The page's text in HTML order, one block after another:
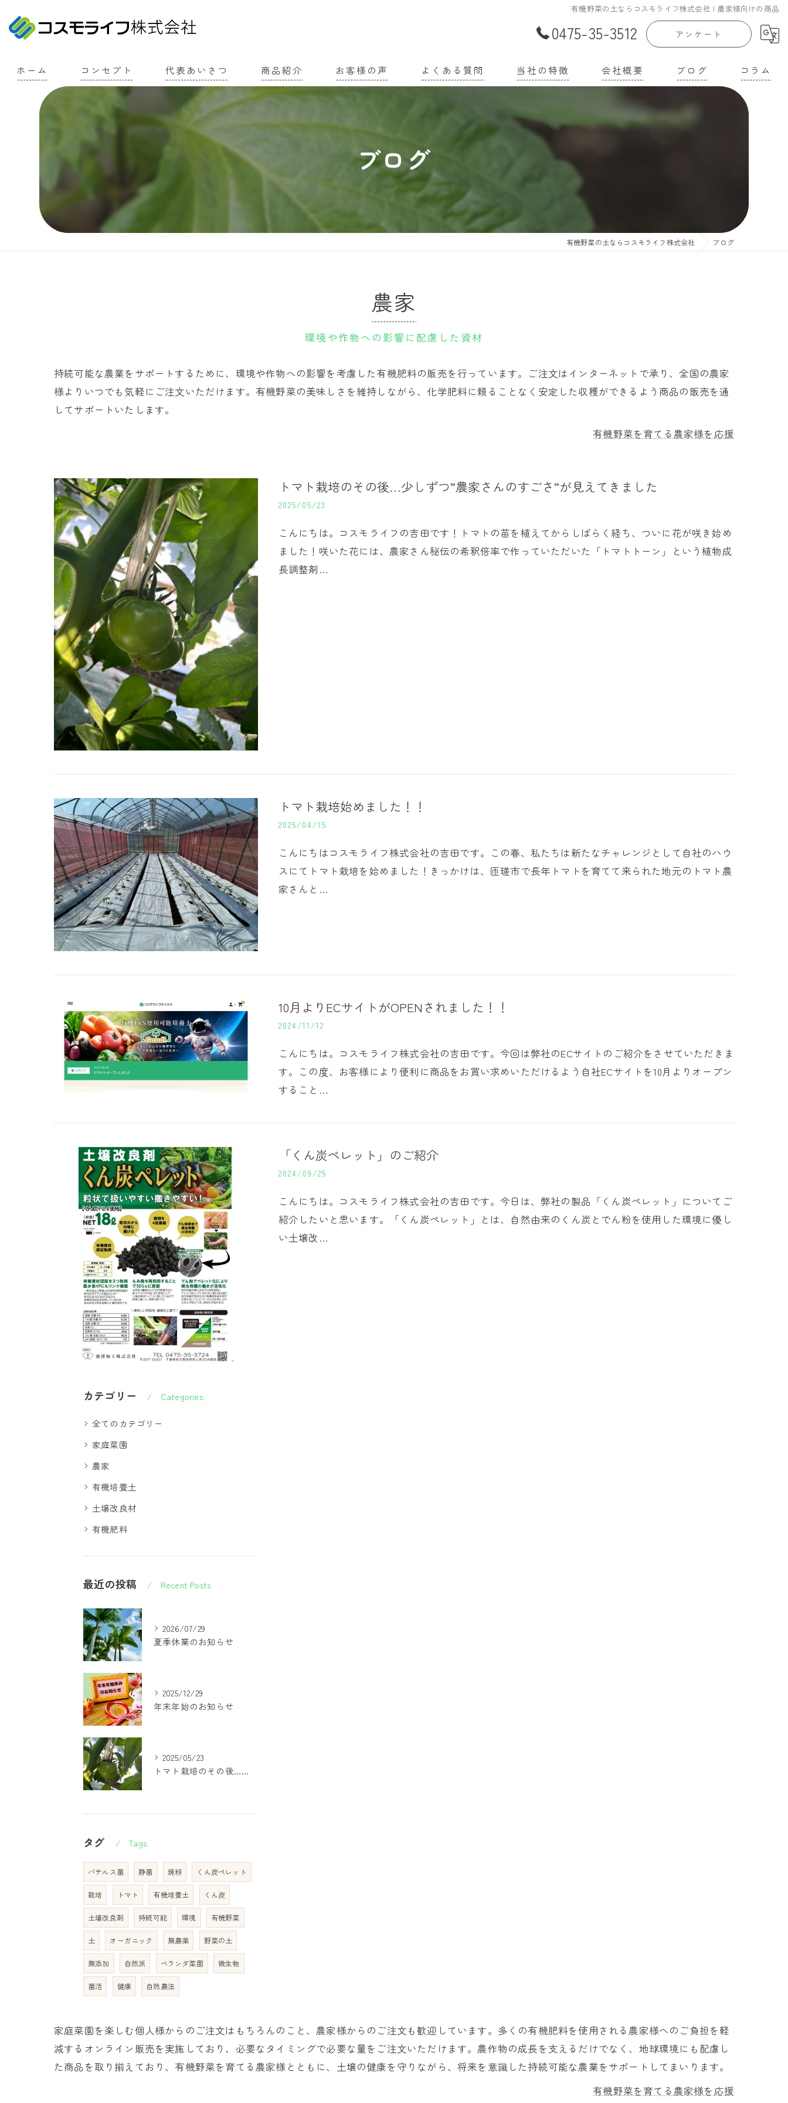
有機野菜の土ならコスモライフ株式会社 | 農家様向けの商品
0475-35-3512 アンケート
ホーム コンセプト 代表あいさつ 商品紹介 お客様の声 よくある質問 当社の特徴
有機肥料
会社概要
漫画特集
ブログ コラム
ブログ
有機野菜の土ならコスモライフ株式会社 ブログ
農家
環境や作物への影響に配慮した資材
持続可能な農業をサポートするために、環境や作物への影響を考慮した有機肥料の販売を行っています。ご注文はインターネットで承り、全国の農家
様よりいつでも気軽にご注文いただけます。有機野菜の美味しさを維持しながら、化学肥料に頼ることなく安定した収穫ができるよう商品の販売を通
してサポートいたします。
有機野菜を育てる農家様を応援
トマト栽培のその後…少しずつ”農家さんのすごさ”が見えてきました
2025/05/23
こんにちは。コスモライフの吉田です！トマトの苗を植えてからしばらく経ち、ついに花が咲き始め
ました！咲いた花には、農家さん秘伝の希釈倍率で作っていただいた「トマトトーン」という植物成
長調整剤…
トマト栽培始めました！！
2025/04/15
こんにちはコスモライフ株式会社の吉田です。この春、私たちは新たなチャレンジとして自社のハウ
スにてトマト栽培を始めました！きっかけは、匝瑳市で長年トマトを育てて来られた地元のトマト農
家さんと…
10月よりECサイトがOPENされました！！
2024/11/12
こんにちは。コスモライフ株式会社の吉田です。今回は弊社のECサイトのご紹介をさせていただきま
す。この度、お客様により便利に商品をお買い求めいただけるよう自社ECサイトを10月よりオープン
すること…
「くん炭ペレット」のご紹介
2024/09/25
こんにちは。コスモライフ株式会社の吉田です。今日は、弊社の製品「くん炭ペレット」についてご
紹介したいと思います。「くん炭ペレット」とは、自然由来のくん炭とでん粉を使用した環境に優し
い土壌改…
カテゴリー Categories
全てのカテゴリー
家庭菜園
農家
有機培養土
土壌改良材
有機肥料
最近の投稿 Recent Posts
2026/07/29
夏季休業のお知らせ
2025/12/29
年末年始のお知らせ
2025/05/23
トマト栽培のその後…少しずつ”農家さんのすごさ”が見えてきました
タグ Tags
バチルス菌 静菌 焼籾 くん炭ペレット
栽培 トマト 有機培養土 くん炭
土壌改良剤 持続可能 環境 有機野菜
土 オーガニック 無農薬 野菜の土
無添加 自然派 ベランダ菜園 微生物
菌活 健康 自然農法
家庭菜園を楽しむ個人様からのご注文はもちろんのこと、農家様からのご注文も歓迎しています。多くの有機肥料を使用される農家様へのご負担を軽
減するオンライン販売を実施しており、必要なタイミングで必要な量をご注文いただけます。農作物の成長を支えるだけでなく、地球環境にも配慮し
た商品を取り揃えており、有機野菜を育てる農家様とともに、土壌の健康を守りながら、将来を意識した持続可能な農業をサポートしてまいります。
有機野菜を育てる農家様を応援